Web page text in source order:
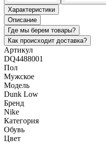
Характеристики
Описание
Где мы берем товары?
Как происходит доставка?
Артикул
DQ4488001
Пол
Мужское
Модель
Dunk Low
Бренд
Nike
Категория
Обувь
Цвет